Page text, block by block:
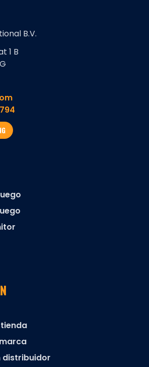
B.V.
1 B
distribuidor